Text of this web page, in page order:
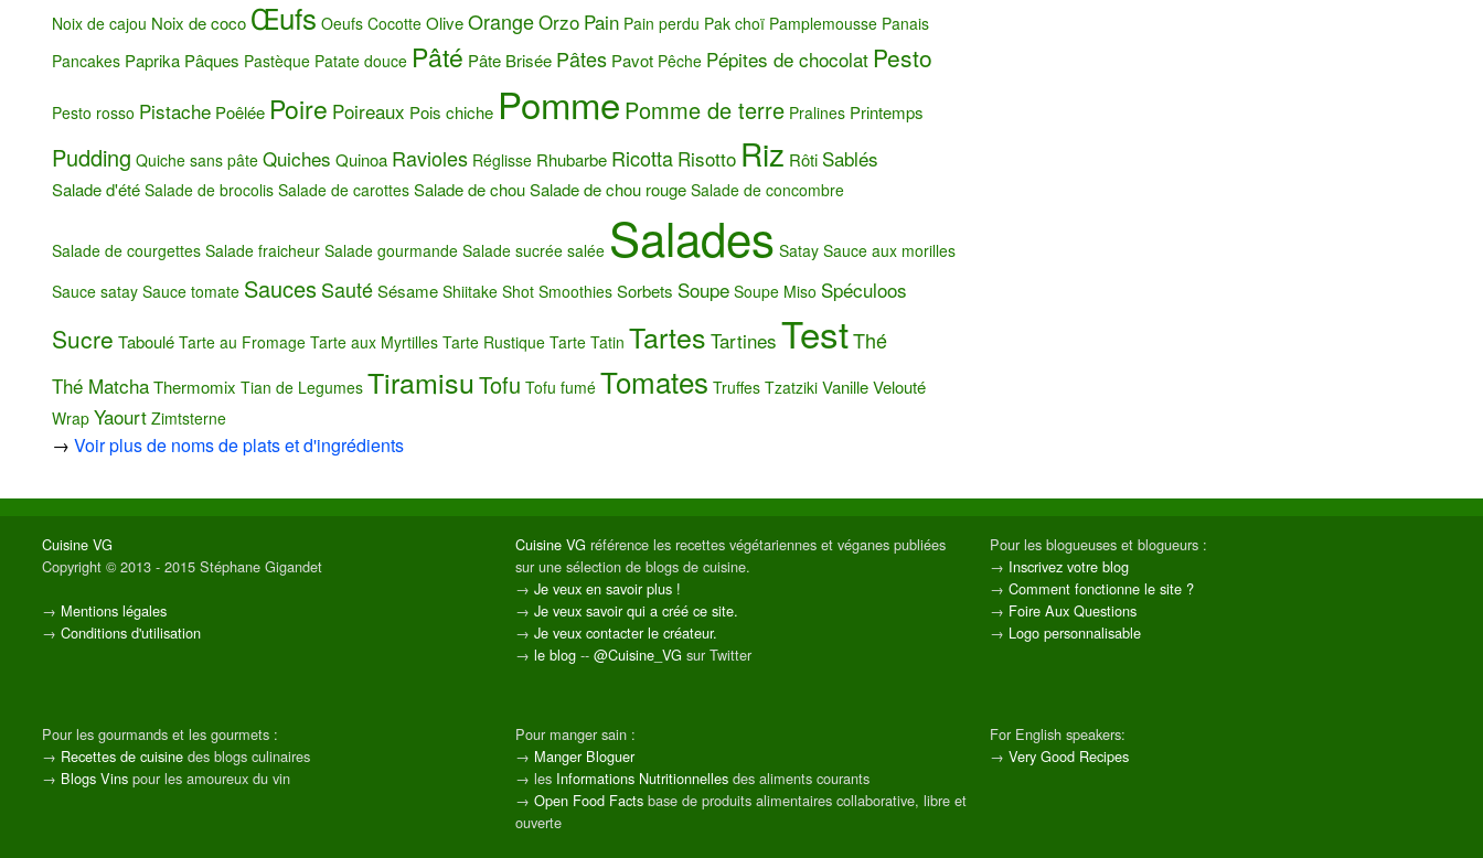
Noix de cajou Noix de coco Œufs Oeufs Cocotte OliveOrangeOrzo Pain Pain perdu Pak choï Pamplemousse Panais
Pancakes Paprika Pâques Pastèque Patate douce Pâté Pâte Brisée Pâtes Pavot Pêche Pépites de chocolat Pesto
Pesto rosso Pistache Poêlée Poire Poireaux Pois chiche Pomme Pomme de terre Pralines Printemps
Pudding Quiche sans pâte Quiches Quinoa Ravioles Réglisse Rhubarbe Ricotta Risotto Riz Rôti Sablés
Salade d'été Salade de brocolis Salade de carottes Salade de chouSalade de chou rouge Salade de concombre
Salade de courgettes Salade fraicheur Salade gourmande Salade sucrée salée Salades Satay Sauce aux morilles
Sauce satay Sauce tomate SaucesSautéSésame Shiitake Shot Smoothies Sorbets Soupe Soupe Miso Spéculoos
Sucre Taboulé Tarte au Fromage Tarte aux Myrtilles Tarte Rustique Tarte Tatin Tartes Tartines TestThé
Thé MatchaThermomix Tian de Legumes Tiramisu Tofu Tofu fumé Tomates Truffes Tzatziki VanilleVelouté
Wrap Yaourt Zimtsterne
→ Voir plus de noms de plats et d'ingrédients
Cuisine VG
Copyright © 2013 - 2015 Stéphane Gigandet
→ Mentions légales
→ Conditions d'utilisation
Cuisine VG référence les recettes végétariennes et véganes publiées
sur une sélection de blogs de cuisine.
→Je veux en savoir plus !
→Je veux savoir qui a créé ce site.
→Je veux contacter le créateur.
→le blog --@Cuisine_VG sur Twitter
Pour les blogueuses et blogueurs :
→ Inscrivez votre blog
→ Comment fonctionne le site ?
→ Foire Aux Questions
→ Logo personnalisable
Pour les gourmands et les gourmets :
→ Recettes de cuisinedes blogs culinaires
→ Blogs Vinspour les amoureux du vin
Pour manger sain :
→ Manger Bloguer
→ les Informations Nutritionnelles des aliments courants
→Open Food Facts base de produits alimentaires collaborative, libre et
ouverte
For English speakers:
→ Very Good Recipes